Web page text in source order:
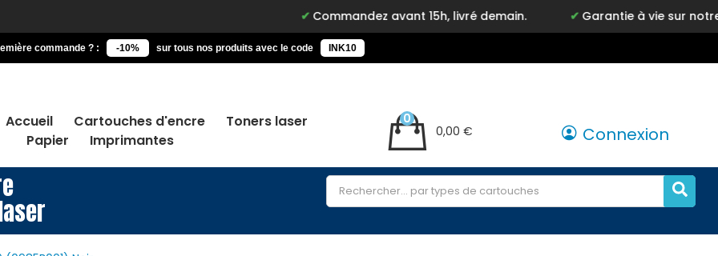
Commandez avant 15h, livré demain. Garantie à vie sur notre marque
commande ? : -10% sur tous nos produits avec le code INK10
Accueil Cartouches d'encre
Toners laser
Papier
Imprimantes
0,00 €
0
Connexion